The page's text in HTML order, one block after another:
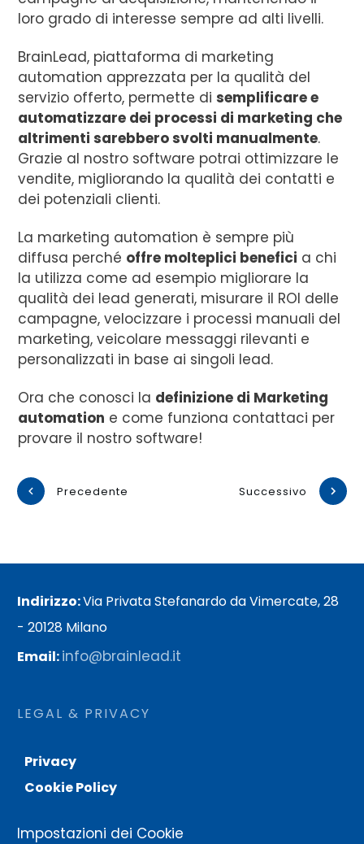
loro grado di interesse sempre ad alti livelli.
BrainLead, piattaforma di marketing
automation apprezzata per la qualità del
servizio offerto, permette di semplificare e
automatizzare dei processi di marketing che
altrimenti sarebbero svolti manualmente.
Grazie al nostro software potrai ottimizzare le
vendite, migliorando la qualità dei contatti e
dei potenziali clienti.
La marketing automation è sempre più
diffusa perché offre molteplici benefici a chi
la utilizza come ad esempio migliorare la
qualità dei lead generati, misurare il ROI delle
campagne, velocizzare i processi manuali del
marketing, veicolare messaggi rilevanti e
personalizzati in base ai singoli lead.
Ora che conosci la definizione di Marketing
automation e come funziona contattaci per
provare il nostro software!
Precedente Successivo
LEGAL & PRIVACY
Privacy
Cookie Policy
Impostazioni dei Cookie
Indirizzo:Via Privata Stefanardo da Vimercate, 28
- 20128 Milano
Email:info@brainlead.it